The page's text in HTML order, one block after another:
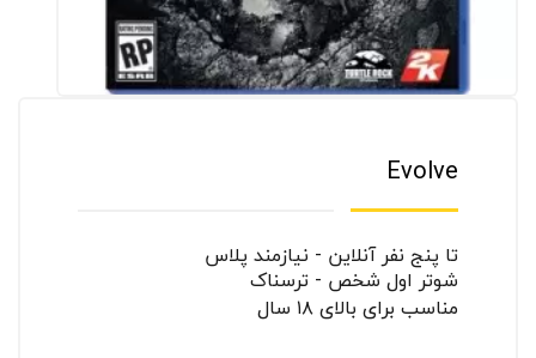
Evolve
تا پنج نفر آنلاین - نیازمند پلاس
شوتر اول شخص - ترسناک
مناسب برای بالای ۱۸ سال